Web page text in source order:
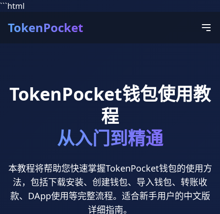
```html
TokenPocket
TokenPocket钱包使用教
程
从入门到精通
本教程将帮助您快速掌握TokenPocket钱包的使用方
法，包括下载安装、创建钱包、导入钱包、转账收
款、DApp使用等完整流程。适合新手用户的中文版
详细指南。